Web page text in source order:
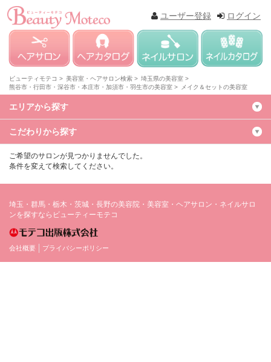
ログイン
ユーザー登録
ビューティモテコ > 美容室・ヘアサロン検索 > 埼玉県の美容室 >
熊谷市・行田市・深谷市・本庄市・加須市・羽生市の美容室 >
メイク＆セットの美容室
エリアから探す
こだわりから探す
ご希望のサロンが見つかりませんでした。
条件を変えて検索してください。
埼玉・群馬・栃木・茨城・長野の美容院・美容室・ヘアサロン・ネイルサロ
ンを探すならビューティーモテコ
会社概要 プライバシーポリシー